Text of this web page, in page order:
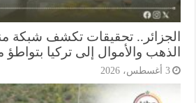
تحقيقات تكشف شبكة
والأموال إلى تركيا بتواطؤ